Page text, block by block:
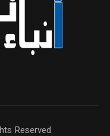
Reserved